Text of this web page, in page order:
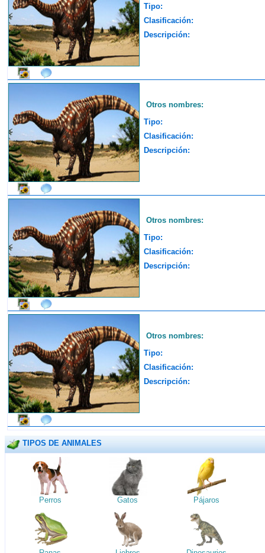
Tipo:
Clasificación:
Descripción:
Otros nombres:
Tipo:
Clasificación:
Descripción:
Otros nombres:
Tipo:
Clasificación:
Descripción:
Otros nombres:
Tipo:
Clasificación:
Descripción:
TIPOS DE ANIMALES
Perros Gatos Pájaros